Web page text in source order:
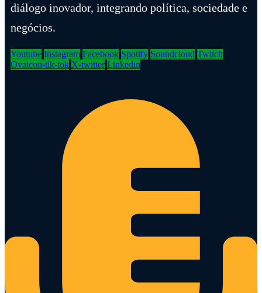
diálogo inovador, integrando política, sociedade e
negócios.
Youtube Instagram Facebook Spotify Soundcloud Twitch
Ovaicon-tik-tok X-twitter Linkedin